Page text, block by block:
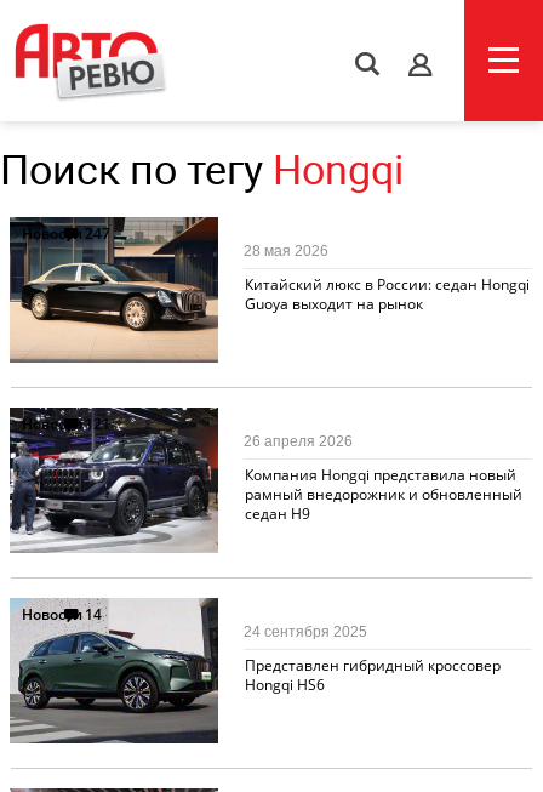
s
Поиск по тегу Hongqi
Новости 247
Китайский люкс в России: седан Hongqi
Guoya выходит на рынок
28 мая 2026
Новости121
Компания Hongqi представила новый
рамный внедорожник и обновленный
седан H9
26 апреля 2026
Новости14
Представлен гибридный кроссовер
Hongqi HS6
24 сентября 2025